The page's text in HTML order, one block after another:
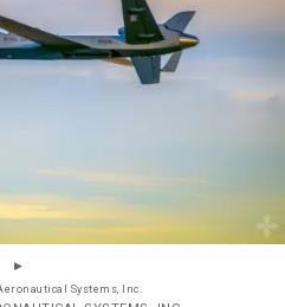
Systems, Inc.